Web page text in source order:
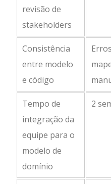
revisão de
stakeholders
Consistência
entre modelo
e código
Tempo de
integração da
equipe para o
modelo de
domínio
2